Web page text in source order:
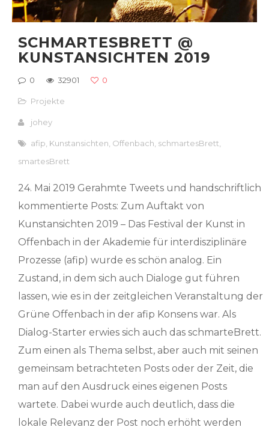
SCHMARTESBRETT @
KUNSTANSICHTEN 2019
0 32901 0
Projekte
johey
afip Kunstansichten Offenbach schmartesBrett
smartesBrett
24. Mai 2019 Gerahmte Tweets und handschriftlich
kommentierte Posts: Zum Auftakt von
Kunstansichten 2019 – Das Festival der Kunst in
Offenbach in der Akademie für interdisziplinäre
Prozesse (afip) wurde es schön analog. Ein
Zustand, in dem sich auch Dialoge gut führen
lassen, wie es in der zeitgleichen Veranstaltung der
Grüne Offenbach in der afip Konsens war. Als
Dialog-Starter erwies sich auch das schmarteBrett.
Zum einen als Thema selbst, aber auch mit seinen
gemeinsam betrachteten Posts oder der Zeit, die
man auf den Ausdruck eines eigenen Posts
wartete. Dabei wurde auch deutlich, dass die
lokale Relevanz der Post noch erhöht werden